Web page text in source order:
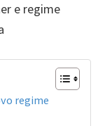
e regime
regime